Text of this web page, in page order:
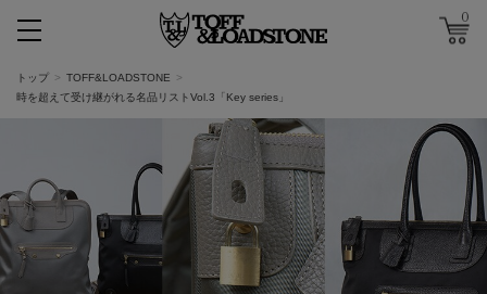
0
トップ
TOFF&LOADSTONE
時を超えて受け継がれる名品リストVol.3「Key series」